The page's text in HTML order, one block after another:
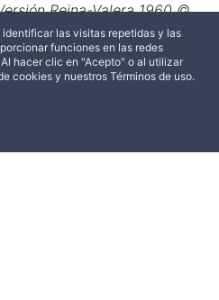
las visitas repetidas y las
funciones en las redes
hacer clic en "Acepto" o al utilizar
cookies y nuestros Términos de uso.
Reina-Valera 1960 ©
Latina, 1960.
Bíblicas Unidas, 1988.